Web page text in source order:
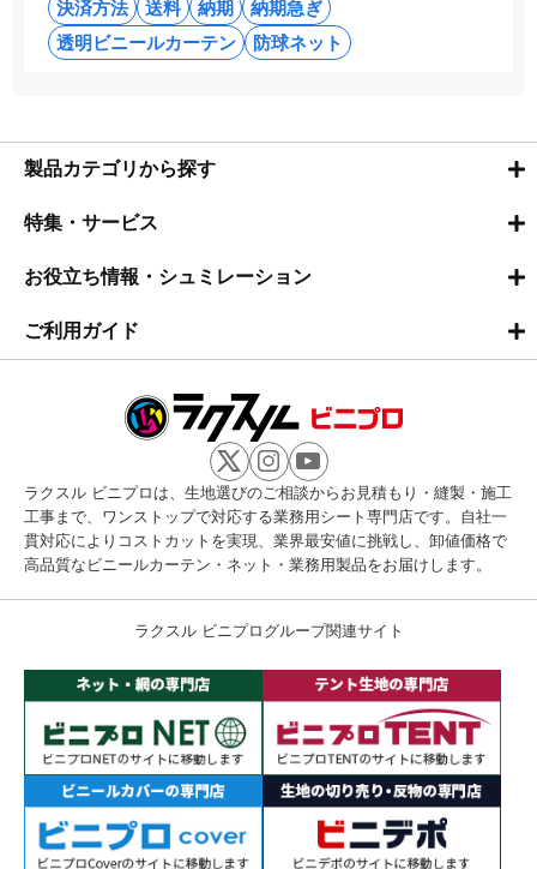
決済方法 送料 納期
納期急ぎ
透明ビニールカーテン
防球ネット
製品カテゴリから探す
特集・サービス
お役立ち情報・シュミレーション
ご利用ガイド
ラクスル ビニプロは、生地選びのご相談からお見積もり・縫製・施工
工事まで、ワンストップで対応する業務用シート専門店です。自社一
貫対応によりコストカットを実現、業界最安値に挑戦し、卸値価格で
高品質なビニールカーテン・ネット・業務用製品をお届けします。
ラクスル ビニプログループ関連サイト